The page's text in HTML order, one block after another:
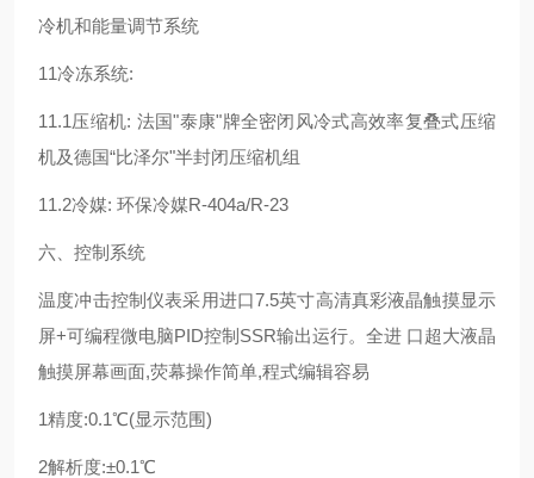
冷机和能量调节系统
11冷冻系统:
11.1压缩机: 法国"泰康"牌全密闭风冷式高效率复叠式压缩
机及德国“比泽尔"半封闭压缩机组
11.2冷媒: 环保冷媒R-404a/R-23
六、控制系统
温度冲击控制仪表采用进口7.5英寸高清真彩液晶触摸显示
屏+可编程微电脑PID控制SSR输出运行。全进 口超大液晶
触摸屏幕画面,荧幕操作简单,程式编辑容易
1精度:0.1℃(显示范围)
2解析度:±0.1℃